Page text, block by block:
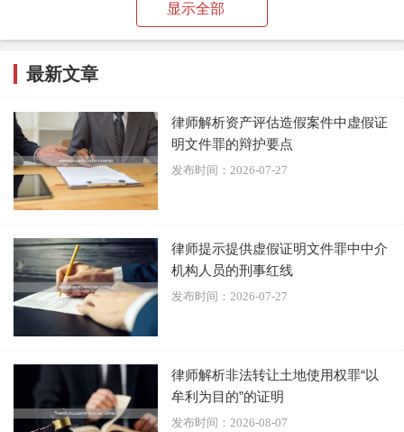
再者，间接损失与风险损失在特定情形下亦可能影响认定。
虽然纯粹的、未实际发生的预期利益损失一般不计入，但若
因失职行为引发了连锁反应，导致企业商誉严重受损、融资
能力丧失、或面临巨额违约赔偿等，这些后续产生的、可量
化的严重不利后果，司法机关在量刑时可能会予以综合评
估。特别是当失职行为使国有企业陷入经营困境或破产风险
时，其所代表的“国家利益受损”程度将显著加深。
此外，认定时还需注意因果关系与时间节点。必须证明“重大
损失”与行为人的失职行为之间存在刑法上的直接因果关系。
若损失主要由市场风险、不可抗力或其他介入因素导致，则
显示全部
最新文章
律师解析资产评估造假案件中虚假证
明文件罪的辩护要点
发布时间：2026-07-27
律师提示提供虚假证明文件罪中中介
机构人员的刑事红线
发布时间：2026-07-27
律师解析非法转让土地使用权罪“以
牟利为目的”的证明
发布时间：2026-08-07